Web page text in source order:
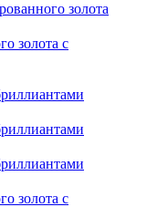
золота
золота с
золота с